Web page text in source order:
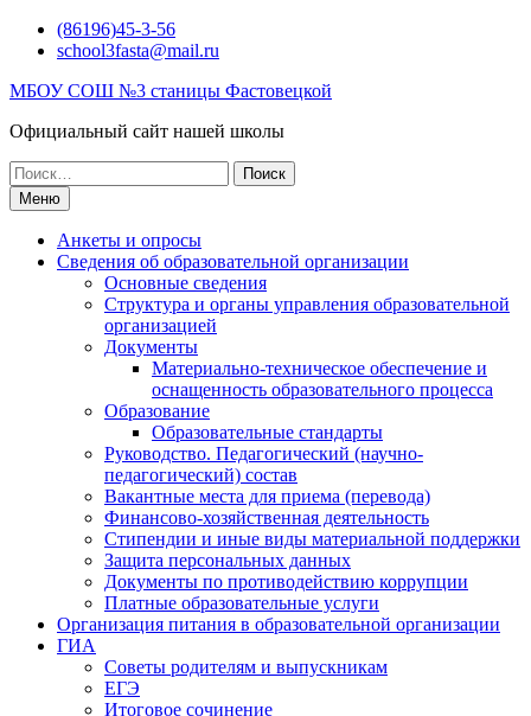
Перейти(86196)45-3-56
school3fasta@mail.ru
МБОУ СОШ №3 станицы Фастовецкой
Официальный сайт нашей школы
Поиск
по:Меню
Анкеты и опросы
Сведения об образовательной организации
Основные сведения
Структура и органы управления образовательной
организацией
Документы
Материально-техническое обеспечение и
оснащенность образовательного процесса
Образование
Образовательные стандарты
Руководство. Педагогический (научно-
педагогический) состав
Вакантные места для приема (перевода)
Финансово-хозяйственная деятельность
Стипендии и иные виды материальной поддержки
Защита персональных данных
Документы по противодействию коррупции
Платные образовательные услуги
Организация питания в образовательной организации
ГИА
Советы родителям и выпускникам
ЕГЭ
Итоговое сочинение